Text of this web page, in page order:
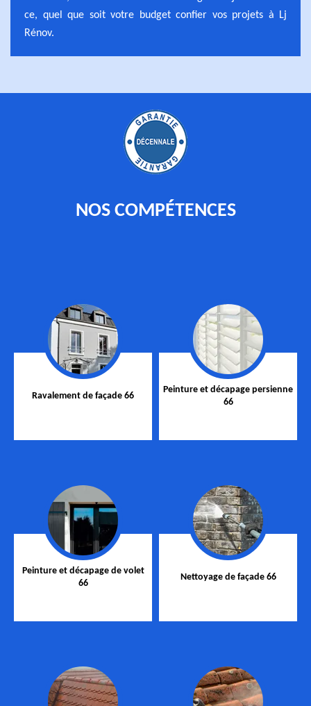
ce, quel que soit votre budget confier vos projets à Lj
Rénov.
NOS COMPÉTENCES
Ravalement de façade 66
Peinture et décapage persienne
66
Peinture et décapage de volet
66
Nettoyage de façade 66